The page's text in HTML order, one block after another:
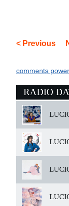
< Previous
comments
RADIO